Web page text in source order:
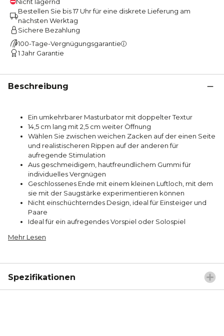
Bestellen Sie bis 17 Uhr für eine diskrete Lieferung am
nächsten Werktag
Sichere Bezahlung
100-Tage-Vergnügungsgarantie
1 Jahr Garantie
Beschreibung
Ein umkehrbarer Masturbator mit doppelter Textur
14,5 cm lang mit 2,5 cm weiter Öffnung
Wählen Sie zwischen weichen Zacken auf der einen Seite
und realistischeren Rippen auf der anderen für
aufregende Stimulation
Aus geschmeidigem, hautfreundlichem Gummi für
individuelles Vergnügen
Geschlossenes Ende mit einem kleinen Luftloch, mit dem
sie mit der Saugstärke experimentieren können
Nicht einschüchterndes Design, ideal für Einsteiger und
Paare
Ideal für ein aufregendes Vorspiel oder Solospiel
Mehr Lesen
Spezifikationen